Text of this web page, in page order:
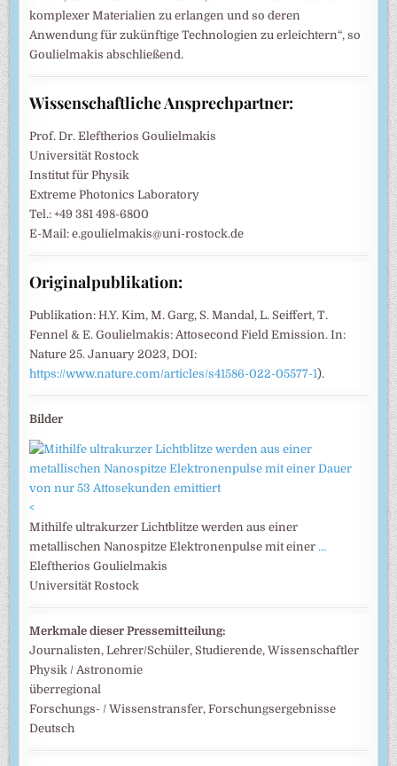
komplexer Materialien zu erlangen und so deren
Anwendung für zukünftige Technologien zu erleichtern“, so
Goulielmakis abschließend.
Wissenschaftliche Ansprechpartner:
Prof. Dr. Eleftherios Goulielmakis
Universität Rostock
Institut für Physik
Extreme Photonics Laboratory
Tel.: +49 381 498-6800
E-Mail: e.goulielmakis@uni-rostock.de
Originalpublikation:
Publikation: H.Y. Kim, M. Garg, S. Mandal, L. Seiffert, T.
Fennel & E. Goulielmakis: Attosecond Field Emission. In:
Nature 25. January 2023, DOI:
https://www.nature.com/articles/s41586-022-05577-1).
Bilder
<
Mithilfe ultrakurzer Lichtblitze werden aus einer
metallischen Nanospitze Elektronenpulse mit einer …
Eleftherios Goulielmakis
Universität Rostock
Merkmale dieser Pressemitteilung:
Journalisten, Lehrer/Schüler, Studierende, Wissenschaftler
Physik / Astronomie
überregional
Forschungs- / Wissenstransfer, Forschungsergebnisse
Deutsch